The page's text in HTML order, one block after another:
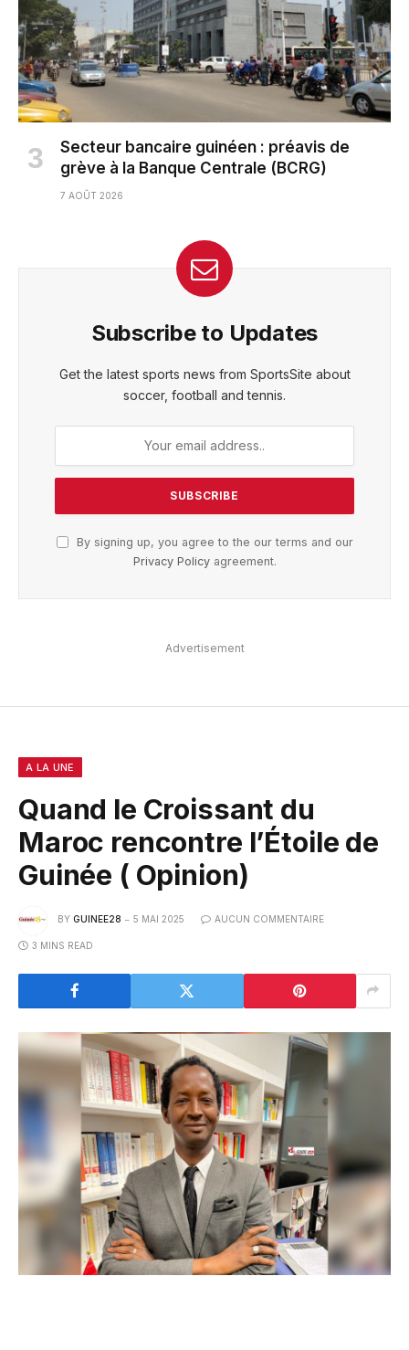
Secteur bancaire guinéen : préavis de
grève à la Banque Centrale (BCRG)
7 AOÛT 2026
Subscribe to Updates
Get the latest sports news from SportsSite about
soccer, football and tennis.
By signing up, you agree to the our terms and our
Privacy Policyagreement.
Advertisement
A LA UNE
Quand le Croissant du
Maroc rencontre l’Étoile de
Guinée ( Opinion)
BY GUINEE28 5 MAI 2025 AUCUN COMMENTAIRE
3 MINS READ